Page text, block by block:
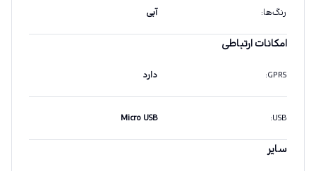
رنگ‌ها: آبی
امکانات ارتباطی
GPRS
: دارد
USB
:
Micro USB
سایر